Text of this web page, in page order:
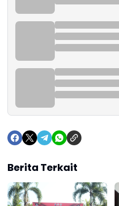
Berita Terkait